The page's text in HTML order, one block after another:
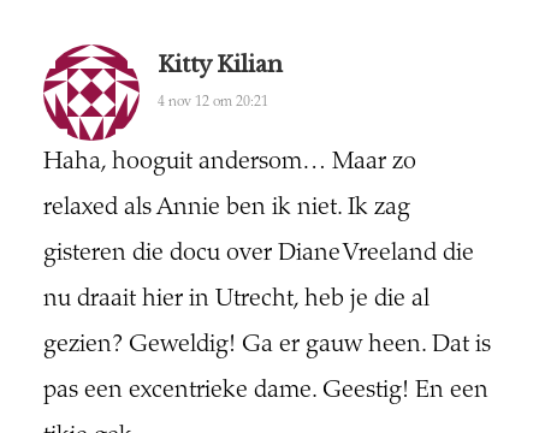
Kitty Kilian
4 nov 12 om 20:21
Haha, hooguit andersom… Maar zo
relaxed als Annie ben ik niet. Ik zag
gisteren die docu over Diane Vreeland die
nu draait hier in Utrecht, heb je die al
gezien? Geweldig! Ga er gauw heen. Dat is
pas een excentrieke dame. Geestig! En een